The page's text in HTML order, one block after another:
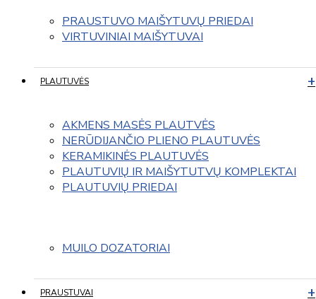
PRAUSTUVO MAIŠYTUVŲ PRIEDAI
VIRTUVINIAI MAIŠYTUVAI
PLAUTUVĖS
AKMENS MASĖS PLAUTVĖS
NERŪDIJANČIO PLIENO PLAUTUVĖS
KERAMIKINĖS PLAUTUVĖS
PLAUTUVIŲ IR MAIŠYTUTVŲ KOMPLEKTAI
PLAUTUVIŲ PRIEDAI
MUILO DOZATORIAI
PRAUSTUVAI